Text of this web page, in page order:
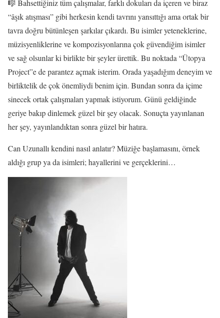
🎼 Bahsettiğiniz tüm çalışmalar, farklı dokuları da içeren ve biraz
“âşık atışması” gibi herkesin kendi tavrını yansıttığı ama ortak bir
tavra doğru bütünleşen şarkılar çıkardı. Bu isimler yeteneklerine,
müzisyenliklerine ve kompozisyonlarına çok güvendiğim isimler
ve sağ olsunlar ki birlikte bir şeyler ürettik. Bu noktada “Ütopya
Project”e de parantez açmak isterim. Orada yaşadığım deneyim ve
birliktelik de çok önemliydi benim için. Bundan sonra da içime
sinecek ortak çalışmaları yapmak istiyorum. Günü geldiğinde
geriye bakıp dinlemek güzel bir şey olacak. Sonuçta yayınlanan
her şey, yayınlandıktan sonra güzel bir hatıra.
Can Uzunallı kendini nasıl anlatır? Müziğe başlamasını, örnek
aldığı grup ya da isimleri; hayallerini ve gerçeklerini…